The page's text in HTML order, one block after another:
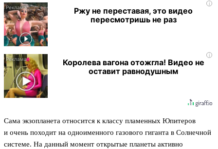
i
Ржу не переставая, это видео
пересмотришь не раз
i
Королева вагона отожгла! Видео не
оставит равнодушным
Сама экзопланета относится к классу пламенных Юпитеров
и очень походит на одноименного газового гиганта в Солнечной
системе. На данный момент открытые планеты активно